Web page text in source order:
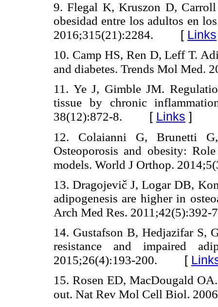
9. Flegal K, Kruszon D,
obesidad entre los adultos en
2016;315(21):2284. [ Links
10. Camp HS, Ren D, Leff T.
and diabetes. Trends Mol Med.
11. Ye J, Gimble JM.
tissue by chronic
38(12):872-8. [ Links ]
12. Colaianni G, Brunetti
Osteoporosis and obesity:
models. World J Orthop.
13. Dragojevič J, Logar DB,
adipogenesis are higher in
Arch Med Res. 2011;42(5):392-
14. Gustafson B, Hedjazifar S,
resistance and impaired
2015;26(4):193-200. [
15. Rosen ED, MacDougald
out. Nat Rev Mol Cell Biol.